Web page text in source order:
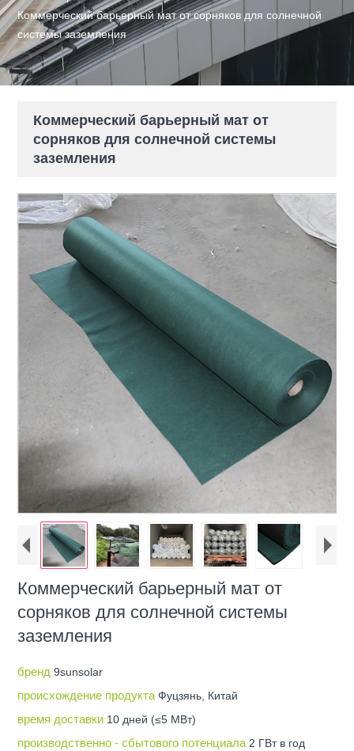
Коммерческий барьерный мат от сорняков для солнечной
системы заземления
Коммерческий барьерный мат от
сорняков для солнечной системы
заземления
Коммерческий барьерный мат от
сорняков для солнечной системы
заземления
бренд9sunsolar
происхождение продуктаФуцзянь, Китай
время доставки 10 дней (≤5 МВт)
производственно - сбытового потенциала 2 ГВт в год